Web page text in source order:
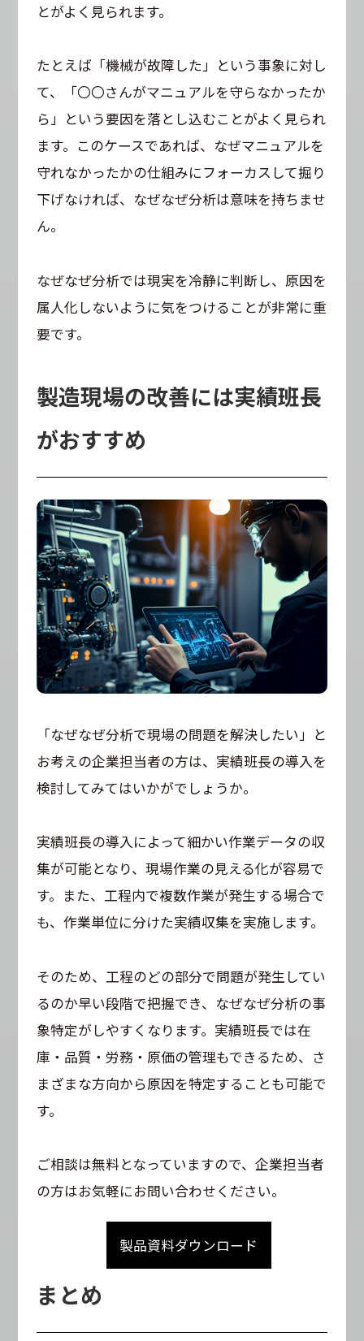
とがよく見られます。
たとえば「機械が故障した」という事象に対し
て、「〇〇さんがマニュアルを守らなかったか
ら」という要因を落とし込むことがよく見られ
ます。このケースであれば、なぜマニュアルを
守れなかったかの仕組みにフォーカスして掘り
下げなければ、なぜなぜ分析は意味を持ちませ
ん。
なぜなぜ分析では現実を冷静に判断し、原因を
属人化しないように気をつけることが非常に重
要です。
製造現場の改善には実績班長
がおすすめ
「なぜなぜ分析で現場の問題を解決したい」と
お考えの企業担当者の方は、実績班長の導入を
検討してみてはいかがでしょうか。
実績班長の導入によって細かい作業データの収
集が可能となり、現場作業の見える化が容易で
す。また、工程内で複数作業が発生する場合で
も、作業単位に分けた実績収集を実施します。
そのため、工程のどの部分で問題が発生してい
るのか早い段階で把握でき、なぜなぜ分析の事
象特定がしやすくなります。実績班長では在
庫・品質・労務・原価の管理もできるため、さ
まざまな方向から原因を特定することも可能で
す。
ご相談は無料となっていますので、企業担当者
の方はお気軽にお問い合わせください。
製品資料ダウンロード
まとめ